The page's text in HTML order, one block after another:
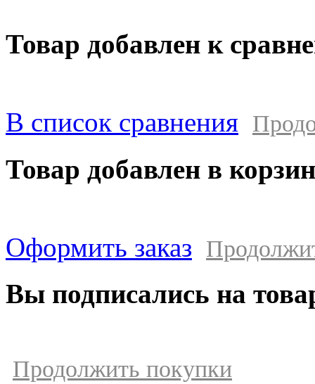
Товар добавлен к
В список сравнения
Товар добавлен в
Оформить заказ
Вы подписались на
Продолжить покупки